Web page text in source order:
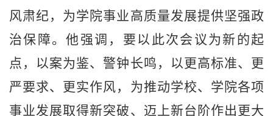
风肃纪，为学院事业高质量发展提供坚强政
治保障。他强调，要以此次会议为新的起
点，以案为鉴、警钟长鸣，以更高标准、更
严要求、更实作风，为推动学校、学院各项
事业发展取得新突破、迈上新台阶作出更大